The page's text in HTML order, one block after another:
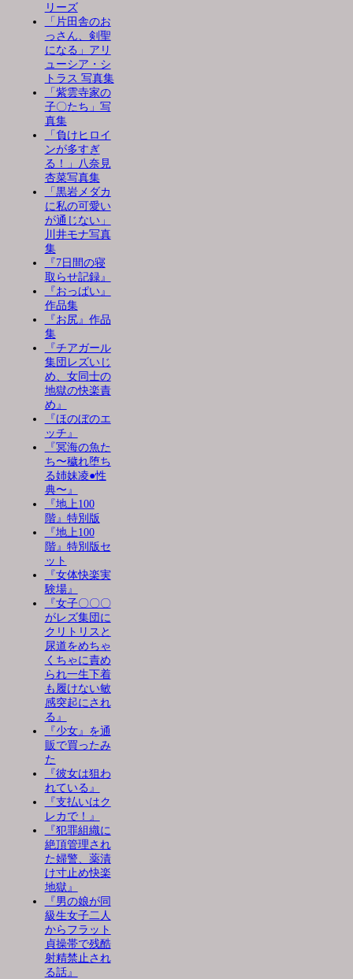
リーズ
「片田舎のお
っさん、剣聖
になる」アリ
ューシア・シ
トラス 写真集
「紫雲寺家の
子〇たち」写
真集
「負けヒロイ
ンが多すぎ
る！」八奈見
杏菜写真集
「黒岩メダカ
に私の可愛い
が通じない」
川井モナ写真
集
『7日間の寝
取らせ記録』
『おっぱい』
作品集
『お尻』作品
集
『チアガール
集団レズいじ
め、女同士の
地獄の快楽責
め』
『ほのぼのエ
ッチ』
『冥海の魚た
ち〜穢れ堕ち
る姉妹凌●性
典〜』
『地上100
階』特別版
『地上100
階』特別版セ
ット
『女体快楽実
験場』
『女子〇〇〇
がレズ集団に
クリトリスと
尿道をめちゃ
くちゃに責め
られ一生下着
も履けない敏
感突起にされ
る』
『少女』を通
販で買ったみ
た
『彼女は狙わ
れている』
『支払いはク
レカで！』
『犯罪組織に
絶頂管理され
た婦警、薬漬
け寸止め快楽
地獄』
『男の娘が同
級生女子二人
からフラット
貞操帯で残酷
射精禁止され
る話』